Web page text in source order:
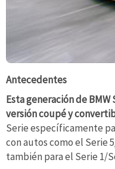
Antecedentes
Esta generación de
versión coupé y
Serie específicamente
con autos como el Serie
también para el Serie 1/